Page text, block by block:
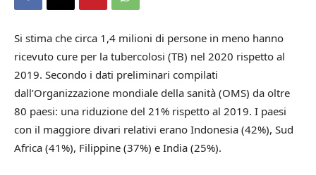
Si stima che circa 1,4 milioni di persone in meno hanno
ricevuto cure per la tubercolosi (TB) nel 2020 rispetto al
2019. Secondo i dati preliminari compilati
dall’Organizzazione mondiale della sanità (OMS) da oltre
80 paesi: una riduzione del 21% rispetto al 2019. I paesi
con il maggiore divari relativi erano Indonesia (42%), Sud
Africa (41%), Filippine (37%) e India (25%).